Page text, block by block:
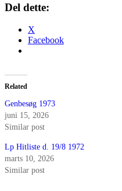
Del dette:
X
Facebook
Related
Genbesøg 1973
juni 15, 2026
Similar post
Lp Hitliste d. 19/8 1972
marts 10, 2026
Similar post